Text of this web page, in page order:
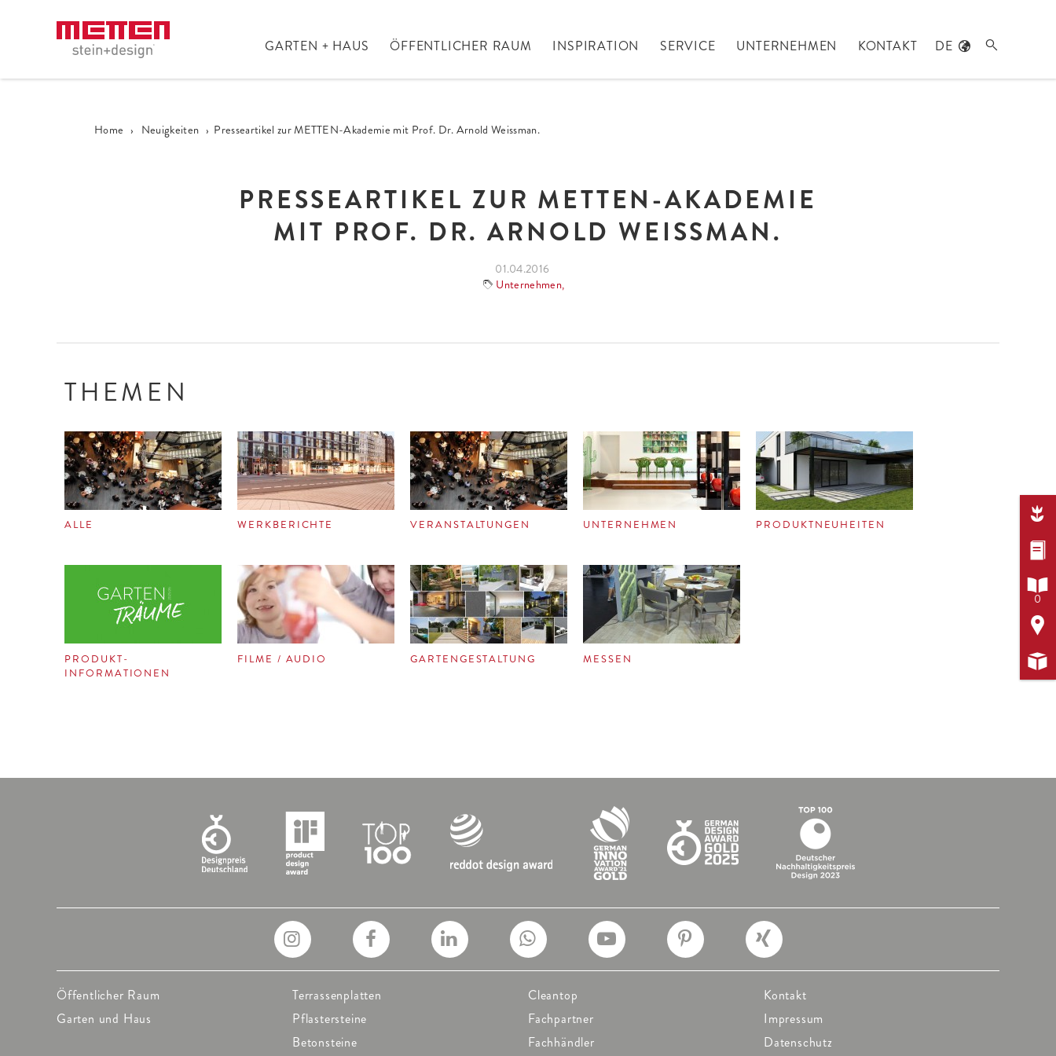
GARTEN + HAUS ÖFFENTLICHER RAUM INSPIRATION SERVICE UNTERNEHMEN KONTAKT DE 
Home › Neuigkeiten › Presseartikel zur METTEN-Akademie mit Prof. Dr. Arnold Weissman.
PRESSEARTIKEL ZUR METTEN-AKADEMIE
MIT PROF. DR. ARNOLD WEISSMAN.
01.04.2016
Unternehmen,
THEMEN
ALLE WERKBERICHTE VERANSTALTUNGEN UNTERNEHMEN PRODUKTNEUHEITEN
PRODUKT-
INFORMATIONEN
FILME / AUDIO GARTENGESTALTUNG MESSEN
Öffentlicher Raum
Garten und Haus
Terrassenplatten
Pflastersteine
Betonsteine
Cleantop
Fachpartner
Fachhändler
Kontakt
Impressum
Datenschutz



0

